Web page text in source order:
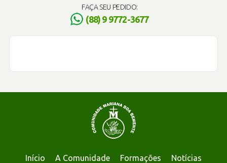
FAÇA SEU PEDIDO:
(88) 9 9772-3677
Início A Comunidade Formações
Notícias